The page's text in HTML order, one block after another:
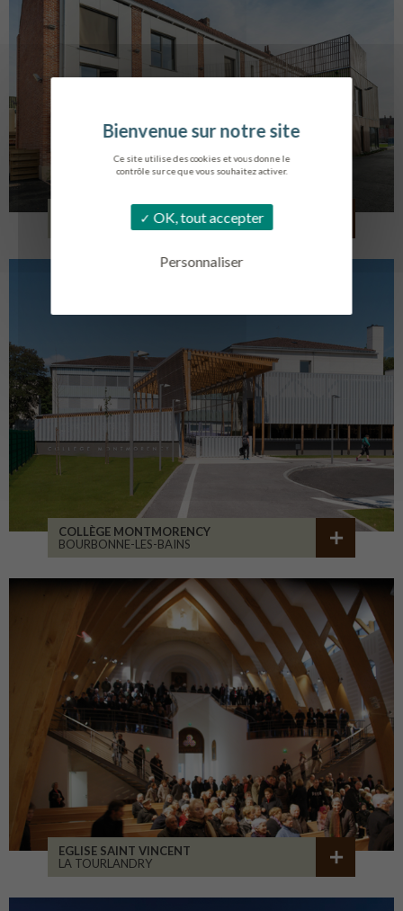
Ce site utilise des cookies et vous donne le
contrôle sur ce que vous souhaitez activer.
OK, tout accepter
Personnaliser
LOG. JEUNES TRAVAILLEURS
COLLÈGE MONTMORENCY
BOURBONNE-LES-BAINS
EGLISE SAINT VINCENT
LA TOURLANDRY